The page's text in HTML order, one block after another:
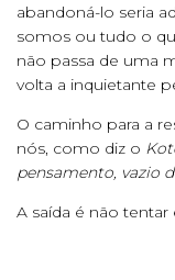
abandoná-lo seria
somos ou tudo o
não passa de uma
volta a inquietante
O caminho para a
nós, como diz o
pensamento, vazio
A saída é não tentar